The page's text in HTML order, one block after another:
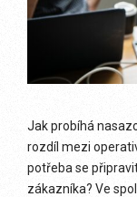
Jak probíhá
rozdíl mezi
potřeba se
zákazníka? Ve